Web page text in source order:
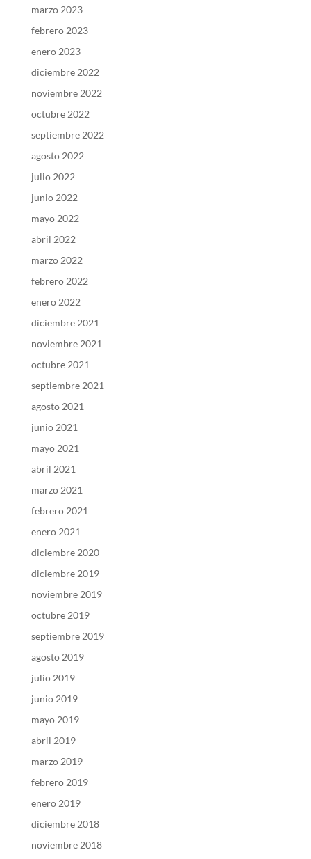
marzo 2023
febrero 2023
enero 2023
diciembre 2022
noviembre 2022
octubre 2022
septiembre 2022
agosto 2022
julio 2022
junio 2022
mayo 2022
abril 2022
marzo 2022
febrero 2022
enero 2022
diciembre 2021
noviembre 2021
octubre 2021
septiembre 2021
agosto 2021
junio 2021
mayo 2021
abril 2021
marzo 2021
febrero 2021
enero 2021
diciembre 2020
diciembre 2019
noviembre 2019
octubre 2019
septiembre 2019
agosto 2019
julio 2019
junio 2019
mayo 2019
abril 2019
marzo 2019
febrero 2019
enero 2019
diciembre 2018
noviembre 2018